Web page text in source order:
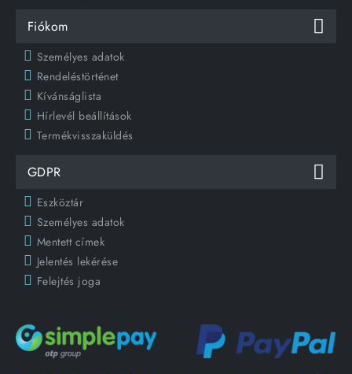
Fiókom
Személyes adatok
Rendeléstörténet
Kívánságlista
Hírlevél beállítások
Termékvisszaküldés
GDPR
Eszköztár
Személyes adatok
Mentett címek
Jelentés lekérése
Felejtés joga